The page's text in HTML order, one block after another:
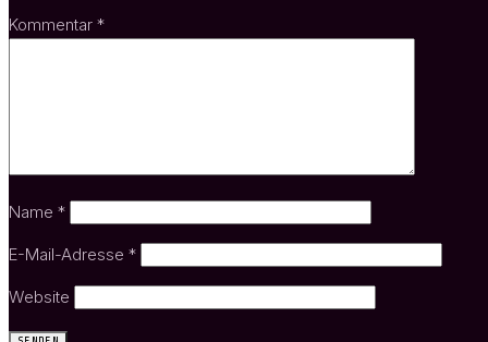
Kommentar *
Name *
E-Mail-Adresse *
Website